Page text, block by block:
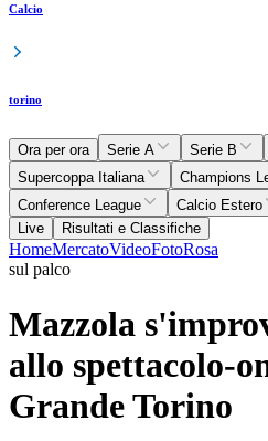
Calcio
torino
Ora per ora Serie A Serie B
Supercoppa Italiana
Champions
Conference League
Calcio Estero
Live
Risultati e Classifiche
HomeMercatoVideoFotoRosa
sul palco
Mazzola
allo spettacolo-
Grande Torino